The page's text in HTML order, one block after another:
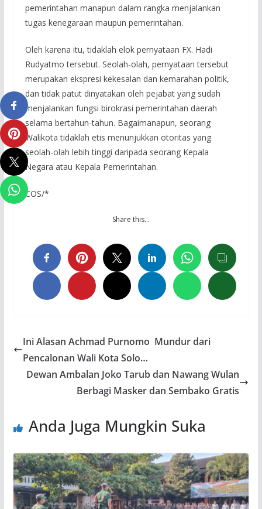
pemerintahan manapun dalam rangka menjalankan
tugas kenegaraan maupun pemerintahan.
Oleh karena itu, tidaklah elok pernyataan FX. Hadi
Rudyatmo tersebut. Seolah-olah, pernyataan tersebut
merupakan ekspresi kekesalan dan kemarahan politik,
dan tidak patut dinyatakan oleh pejabat yang sudah
menjalankan fungsi birokrasi pemerintahan daerah
selama bertahun-tahun. Bagaimanapun, seorang
Walikota tidaklah etis menunjukkan otoritas yang
seolah-olah lebih tinggi daripada seorang Kepala
Negara atau Kepala Pemerintahan.
COS/*
Share this…
Ini Alasan Achmad Purnomo Mundur dari
Pencalonan Wali Kota Solo…
Dewan Ambalan Joko Tarub dan Nawang Wulan
Berbagi Masker dan Sembako Gratis
Anda Juga Mungkin Suka